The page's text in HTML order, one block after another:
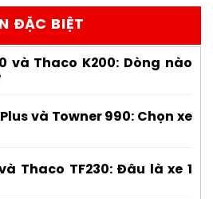
ĐẶC BIỆT
và Thaco K200: Dòng nào
và Towner 990: Chọn xe
Thaco TF230: Đâu là xe 1